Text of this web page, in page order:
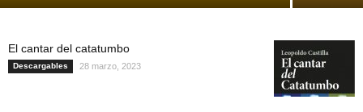
El cantar del catatumbo
Descargables 28 marzo, 2023